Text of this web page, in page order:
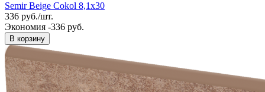
Semir Beige Cokol 8,1x30
336 руб./шт.
Экономия -336 руб.
В корзину